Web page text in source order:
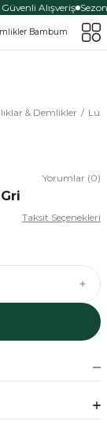
Alışveriş
& Demlikler
Yorumlar (0)
Taksit Seçenekleri